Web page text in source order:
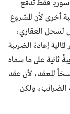
فقط تُدفع
أخرى لأن المشروع
لسجل العقاري،
إعادة الضريبة
ثانية على ما سماه
للعقد، لأن عقد
الضرائب، ولكن